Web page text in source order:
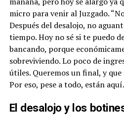
micro para venir al Juzgado.
Después del desalojo, no
tiempo. Hoy no sé si te puedo
bancando, porque
sobreviviendo. Lo poco de
útiles. Queremos un final, y que
Por eso, pese a todo, están aquí.
El desalojo y los